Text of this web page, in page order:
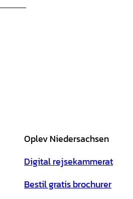
Oplev Niedersachsen
Digital rejsekammerat
Bestil gratis brochurer